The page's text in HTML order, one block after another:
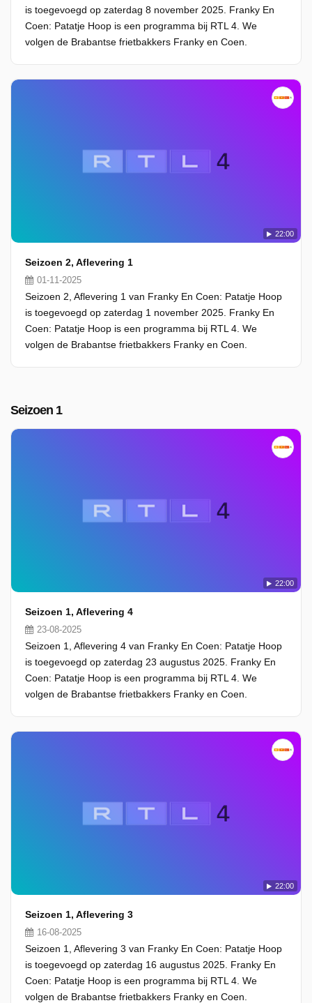
is toegevoegd op zaterdag 8 november 2025. Franky En
Coen: Patatje Hoop is een programma bij RTL 4. We
volgen de Brabantse frietbakkers Franky en Coen.
22:00
Seizoen 2, Aflevering 1
01-11-2025
Seizoen 2, Aflevering 1 van Franky En Coen: Patatje Hoop
is toegevoegd op zaterdag 1 november 2025. Franky En
Coen: Patatje Hoop is een programma bij RTL 4. We
volgen de Brabantse frietbakkers Franky en Coen.
Seizoen 1
22:00
Seizoen 1, Aflevering 4
23-08-2025
Seizoen 1, Aflevering 4 van Franky En Coen: Patatje Hoop
is toegevoegd op zaterdag 23 augustus 2025. Franky En
Coen: Patatje Hoop is een programma bij RTL 4. We
volgen de Brabantse frietbakkers Franky en Coen.
22:00
Seizoen 1, Aflevering 3
16-08-2025
Seizoen 1, Aflevering 3 van Franky En Coen: Patatje Hoop
is toegevoegd op zaterdag 16 augustus 2025. Franky En
Coen: Patatje Hoop is een programma bij RTL 4. We
volgen de Brabantse frietbakkers Franky en Coen.